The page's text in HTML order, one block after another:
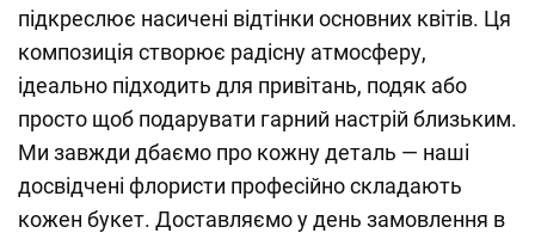
підкреслює насичені відтінки основних квітів. Ця
композиція створює радісну атмосферу,
ідеально підходить для привітань, подяк або
просто щоб подарувати гарний настрій близьким.
Ми завжди дбаємо про кожну деталь — наші
досвідчені флористи професійно складають
кожен букет. Доставляємо у день замовлення в